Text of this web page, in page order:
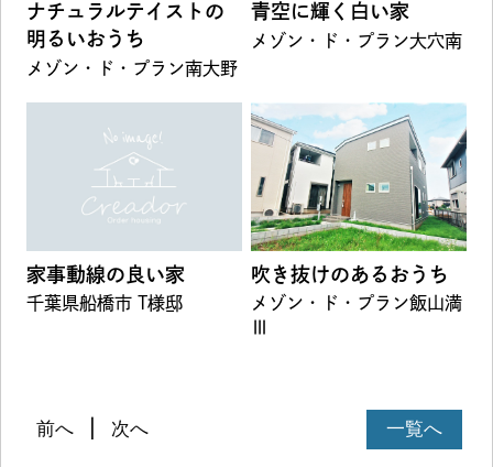
ナチュラルテイストの
明るいおうち
メゾン・ド・プラン南大野
青空に輝く白い家
メゾン・ド・プラン大穴南
家事動線の良い家
千葉県船橋市 T様邸
吹き抜けのあるおうち
メゾン・ド・プラン飯山満
一覧へ
前へ 次へ